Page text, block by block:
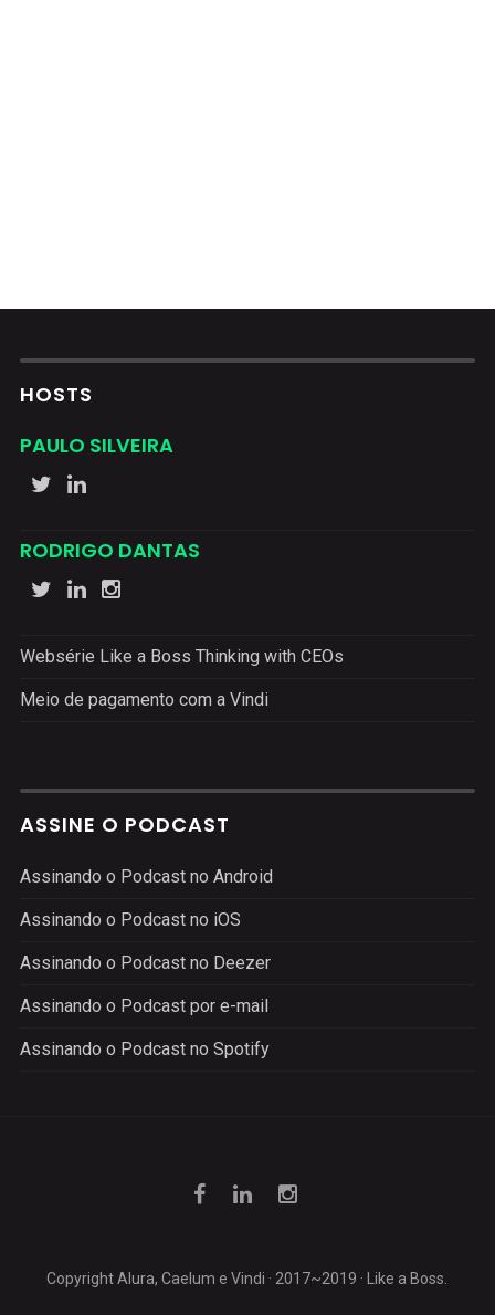
HOSTS
PAULO SILVEIRA
RODRIGO DANTAS
Websérie Like a Boss Thinking with CEOs
Meio de pagamento com a Vindi
ASSINE O PODCAST
Assinando o Podcast no Android
Assinando o Podcast no iOS
Assinando o Podcast no Deezer
Assinando o Podcast por e-mail
Assinando o Podcast no Spotify
Copyright Alura, Caelum e Vindi · 2017~2019 · Like a Boss.